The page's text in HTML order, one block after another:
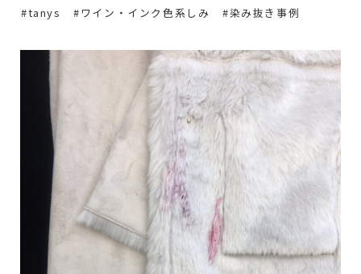
#tanys #ワイン・インク色系しみ #染み抜き事例